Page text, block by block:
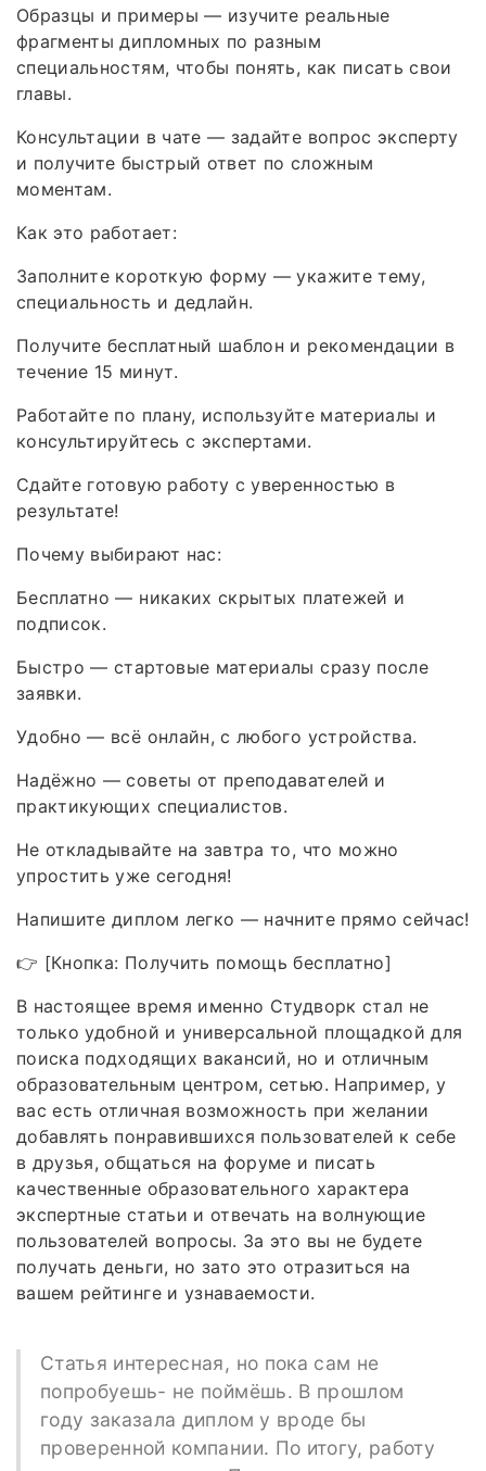
Образцы и примеры — изучите реальные
фрагменты дипломных по разным
специальностям, чтобы понять, как писать свои
главы.
Консультации в чате — задайте вопрос эксперту
и получите быстрый ответ по сложным
моментам.
Как это работает:
Заполните короткую форму — укажите тему,
специальность и дедлайн.
Получите бесплатный шаблон и рекомендации в
течение 15 минут.
Работайте по плану, используйте материалы и
консультируйтесь с экспертами.
Сдайте готовую работу с уверенностью в
результате!
Почему выбирают нас:
Бесплатно — никаких скрытых платежей и
подписок.
Быстро — стартовые материалы сразу после
заявки.
Удобно — всё онлайн, с любого устройства.
Надёжно — советы от преподавателей и
практикующих специалистов.
Не откладывайте на завтра то, что можно
упростить уже сегодня!
Напишите диплом легко — начните прямо сейчас!
👉 [Кнопка: Получить помощь бесплатно]
В настоящее время именно Студворк стал не
только удобной и универсальной площадкой для
поиска подходящих вакансий, но и отличным
образовательным центром, сетью. Например, у
вас есть отличная возможность при желании
добавлять понравившихся пользователей к себе
в друзья, общаться на форуме и писать
качественные образовательного характера
экспертные статьи и отвечать на волнующие
пользователей вопросы. За это вы не будете
получать деньги, но зато это отразиться на
вашем рейтинге и узнаваемости.
Статья интересная, но пока сам не
попробуешь- не поймёшь. В прошлом
году заказала диплом у вроде бы
проверенной компании. По итогу, работу